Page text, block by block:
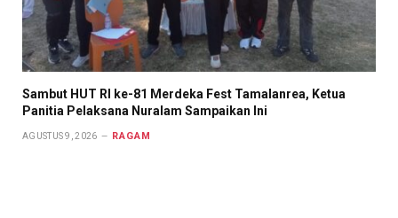
Sambut HUT RI ke-81 Merdeka Fest Tamalanrea, Ketua
Panitia Pelaksana Nuralam Sampaikan Ini
AGUSTUS 9, 2026 RAGAM